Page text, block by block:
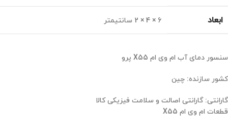
ابعاد 6 × 4 × 2 سانتیمتر
سنسور دمای آب ام وی ام X55 پرو
کشور سازنده: چین
گارانتی: گارانتی اصالت و سلامت فیزیکی کالا
قطعات ام وی ام X55